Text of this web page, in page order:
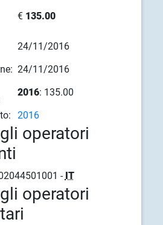
€ 135.00
24/11/2016
24/11/2016
2016: 135.00
2016
operatori
- IT
operatori